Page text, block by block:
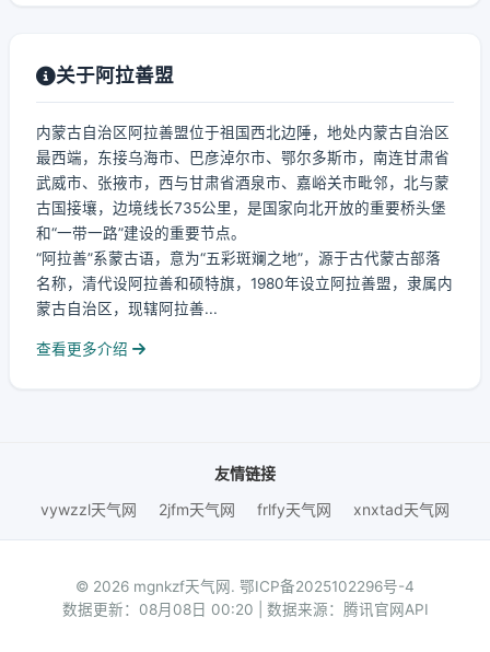
关于阿拉善盟
内蒙古自治区阿拉善盟位于祖国西北边陲，地处内蒙古自治区
最西端，东接乌海市、巴彦淖尔市、鄂尔多斯市，南连甘肃省
武威市、张掖市，西与甘肃省酒泉市、嘉峪关市毗邻，北与蒙
古国接壤，边境线长735公里，是国家向北开放的重要桥头堡
和“一带一路”建设的重要节点。
“阿拉善”系蒙古语，意为“五彩斑斓之地”，源于古代蒙古部落
名称，清代设阿拉善和硕特旗，1980年设立阿拉善盟，隶属内
蒙古自治区，现辖阿拉善...
查看更多介绍
友情链接
vywzzl天气网
2jfm天气网 frlfy天气网 xnxtad天气网
© 2026 mgnkzf天气网. 鄂ICP备2025102296号-4
数据更新：08月08日 00:20 | 数据来源：腾讯官网API